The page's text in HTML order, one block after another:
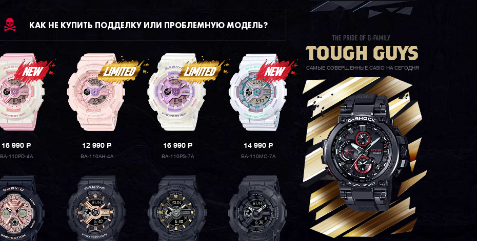
КАК НЕ КУПИТЬ ПОДДЕЛКУ ИЛИ ПРОБЛЕМНУЮ МОДЕЛЬ?
16 990P
BA-110PD-4A
12 990P
BA-110AH-4A
16 990P
BA-110PS-7A
14 990P
BA-110MC-7A
САМЫЕ СОВЕРШЕННЫЕ CASIO НА СЕГОДНЯ